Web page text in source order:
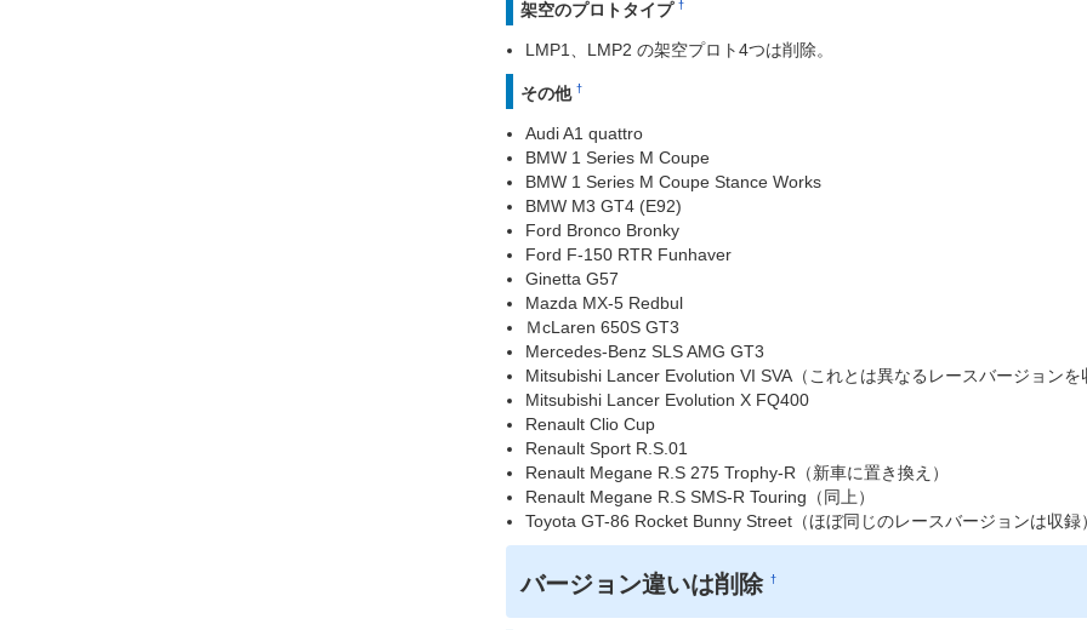
架空のプロトタイプ †
LMP1、LMP2 の架空プロト4つは削除。
その他 †
Audi A1 quattro
BMW 1 Series M Coupe
BMW 1 Series M Coupe Stance Works
BMW M3 GT4 (E92)
Ford Bronco Bronky
Ford F-150 RTR Funhaver
Ginetta G57
Mazda MX-5 Redbul
ＭcLaren 650S GT3
Mercedes-Benz SLS AMG GT3
Mitsubishi Lancer Evolution VI SVA（これとは異なるレースバージョンを
Mitsubishi Lancer Evolution X FQ400
Renault Clio Cup
Renault Sport R.S.01
Renault Megane R.S 275 Trophy-R（新車に置き換え）
Renault Megane R.S SMS-R Touring（同上）
Toyota GT-86 Rocket Bunny Street（ほぼ同じのレースバージョンは収録）
バージョン違いは削除†